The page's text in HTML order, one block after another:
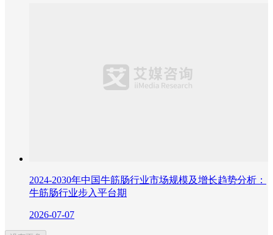
2024-2030年中国牛筋肠行业市场规模及增长趋势分析：
牛筋肠行业步入平台期
2026-07-07